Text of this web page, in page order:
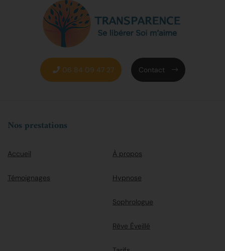
06 84 09 47 27 Contact
Nos prestations
Accueil À propos
Témoignages Hypnose
Sophrologue
Rêve Éveillé